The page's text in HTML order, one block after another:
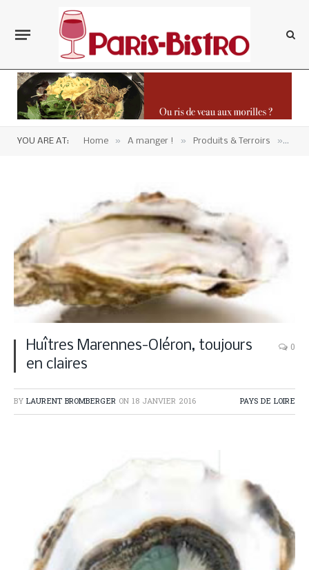
YOU ARE AT: Home » A manger ! » Produits & Terroirs »
Huîtres Marennes-Oléron, toujours
en claires
0
BY LAURENT BROMBERGER ON 18 JANVIER 2016 PAYS DE LOIRE